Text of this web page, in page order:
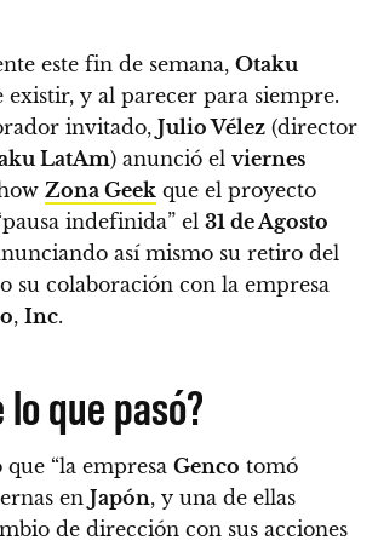
este fin de semana, Otaku
existir, y al parecer para siempre.
invitado, Julio Vélez (director
LatAm) anunció el viernes
Zona Geek que el proyecto
indefinida” el 31 de Agosto
así mismo su retiro del
su colaboración con la empresa
, Inc.
lo que pasó?
“la empresa Genco tomó
en Japón, y una de ellas
de dirección con sus acciones